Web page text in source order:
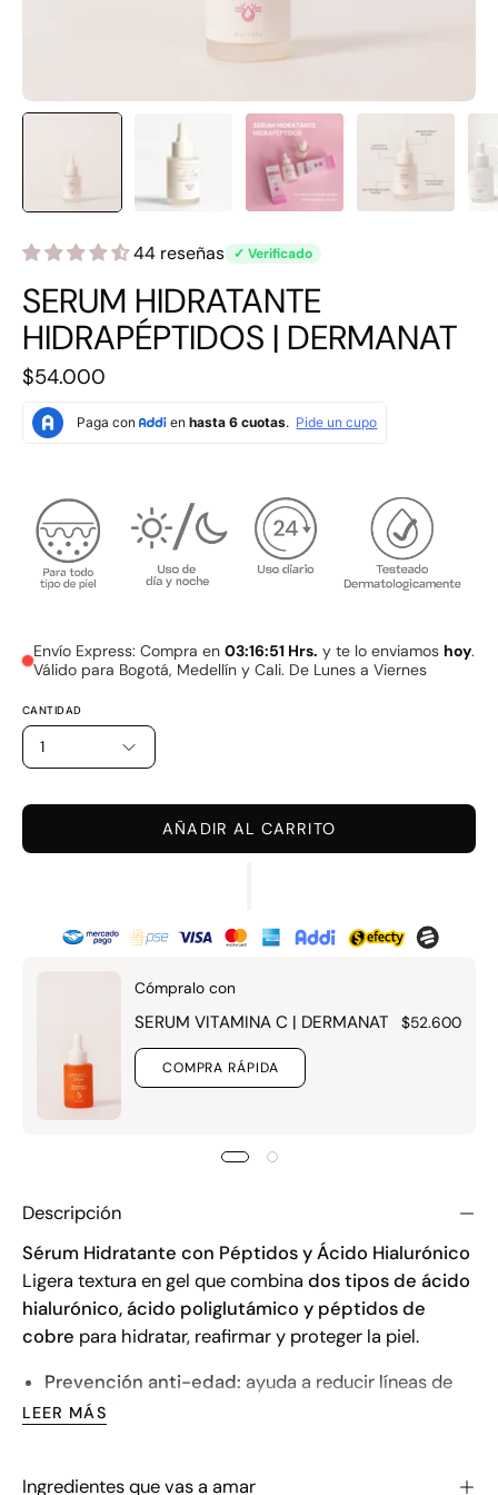
44 reseñas ✓ Verificado
SERUM HIDRATANTE
HIDRAPÉPTIDOS | DERMANAT
$54.000
Envío Express: Compra en 03:16:50 Hrs.y te lo enviamos
hoy. Válido para Bogotá, Medellín y Cali. De Lunes a Viernes
CANTIDAD
1
AÑADIR AL CARRITO
Cómpralo con
SERUM VITAMINA C | DERMANAT $52.600
COMPRA RÁPIDA
Descripción
Sérum Hidratante con Péptidos y Ácido Hialurónico
Ligera textura en gel que combina dos tipos de ácido
hialurónico, ácido poliglutámico y péptidos de
cobre para hidratar, reafirmar y proteger la piel.
Prevención anti-edad: ayuda a reducir líneas de
expresión.
LEER MÁS
Ingredientes que vas a amar